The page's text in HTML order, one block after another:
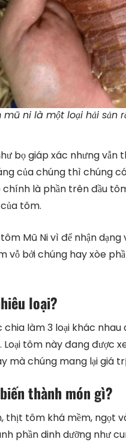
mũ ni là một loại hải sản
bọ giáp xác nhưng
của chúng thì chúng
là phần trên đầu
tôm.
Mũ Ni vì để nhận
vỗ bởi chúng hay xòe
loại?
chia làm 3 loại khác
tôm này đang được
mà chúng mang lại giá
thành món gì?
thịt tôm khá mềm, ngọt
phần dinh dưỡng như